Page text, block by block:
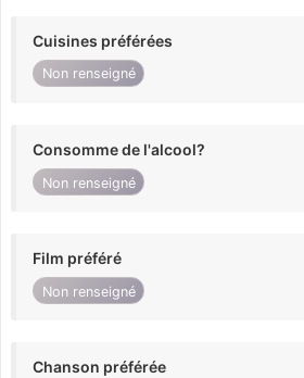
Cuisines préférées
Non renseigné
Consomme de l'alcool?
Non renseigné
Film préféré
Non renseigné
Chanson préférée